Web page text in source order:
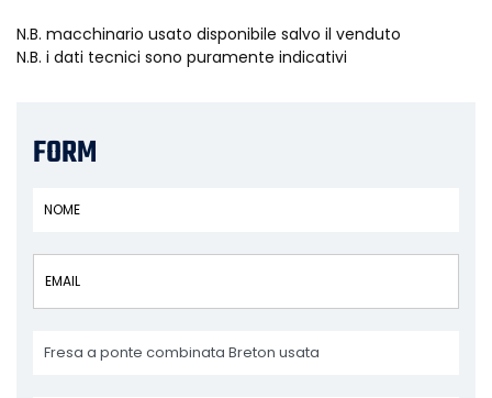
N.B. macchinario usato disponibile salvo il venduto
N.B. i dati tecnici sono puramente indicativi
FORM